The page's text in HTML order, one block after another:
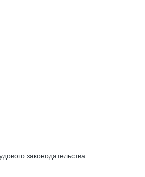
законодательства